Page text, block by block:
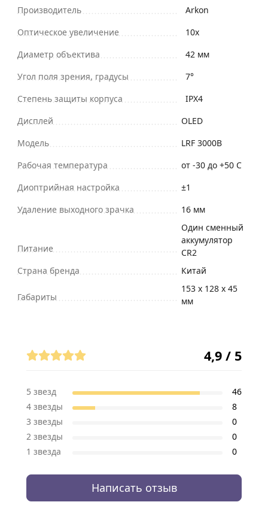
Производитель
Arkon
Оптическое увеличение
10х
Диаметр объектива
42 мм
Угол поля зрения, градусы
7°
Степень защиты корпуса
IPX4
Дисплей
OLED
Модель
LRF 3000B
Рабочая температура
от -30 до +50 С
Диоптрийная настройка
±1
Удаление выходного зрачка
16 мм
Питание
Один сменный
аккумулятор
CR2
Страна бренда
Китай
Габариты
153 х 128 х 45
мм
Отзывы (54) 4,9 / 5
5 звезд
46
4 звезды
8
3 звезды
0
2 звезды
0
1 звезда
0
Написать отзыв